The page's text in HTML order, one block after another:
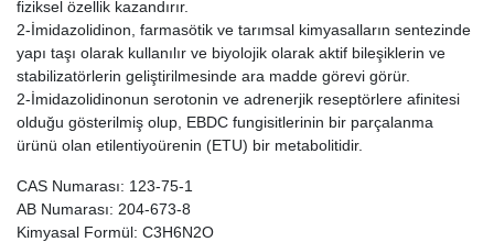
fiziksel özellik kazandırır.
2-İmidazolidinon, farmasötik ve tarımsal kimyasalların sentezinde
yapı taşı olarak kullanılır ve biyolojik olarak aktif bileşiklerin ve
stabilizatörlerin geliştirilmesinde ara madde görevi görür.
2-İmidazolidinonun serotonin ve adrenerjik reseptörlere afinitesi
olduğu gösterilmiş olup, EBDC fungisitlerinin bir parçalanma
ürünü olan etilentiyoürenin (ETU) bir metabolitidir.
CAS Numarası: 123-75-1
AB Numarası: 204-673-8
Kimyasal Formül: C3H6N2O